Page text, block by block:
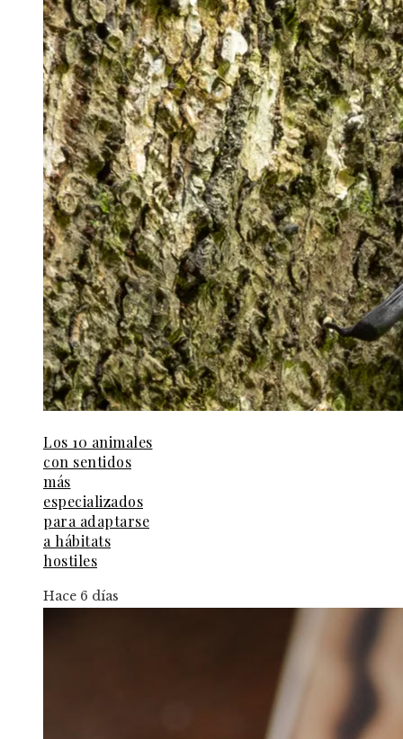
Los 10 animales
con sentidos
más
especializados
para adaptarse
a hábitats
hostiles
Hace 6 días